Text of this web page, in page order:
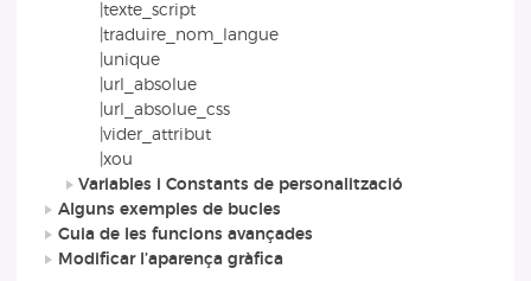
|texte_script
|traduire_nom_langue
|unique
|url_absolue
|url_absolue_css
|vider_attribut
|xou
Variables i Constants de personalització
Alguns exemples de bucles
Guia de les funcions avançades
Modificar l’aparença gràfica